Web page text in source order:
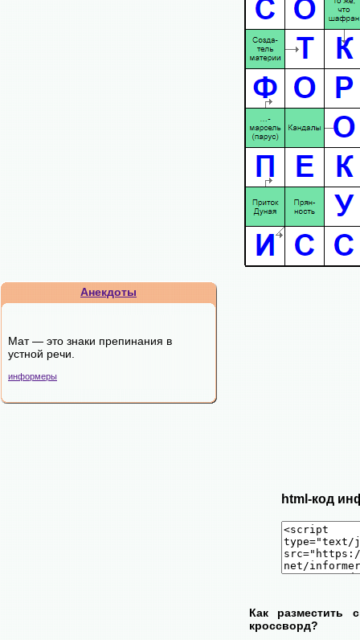
Анекдоты
Мат — это знаки препинания в
устной речи.
информеры
html-код
Как разместить
кроссворд?